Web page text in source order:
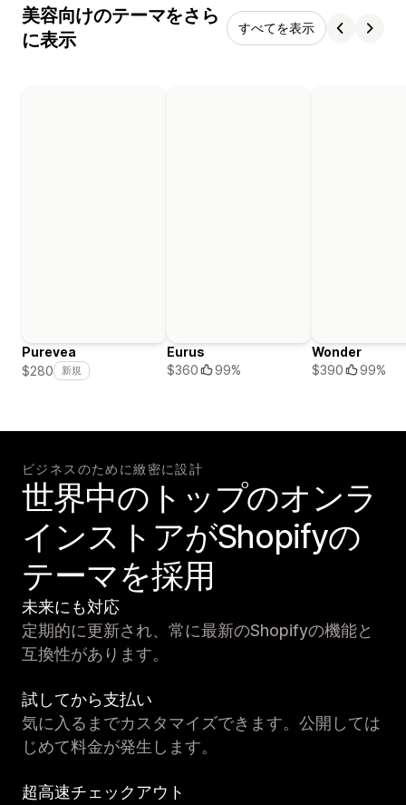
美容向けのテーマをさら
に表示
すべてを表示
Purevea
$280
新規
Eurus
$360
99%
Wonder
$390
99%
ビジネスのために緻密に設計
世界中のトップのオンラ
インストアがShopifyの
テーマを採用
未来にも対応
定期的に更新され、常に最新のShopifyの機能と
互換性があります。
試してから支払い
気に入るまでカスタマイズできます。公開しては
じめて料金が発生します。
超高速チェックアウト